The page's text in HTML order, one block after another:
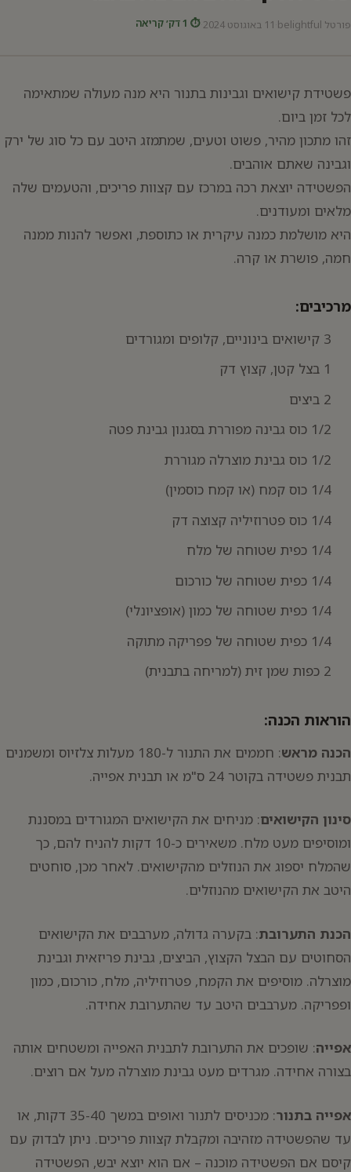
חיפוש:
פורטל belightful 11 באוגוסט 2024 ⏱ 1 דק׳ קריאה
פשטידת קישואים וגבינות בתנור היא מנה מעולה שמתאימה
לכל זמן ביום.
זהו מתכון מהיר, פשוט וטעים, שמתמזג היטב עם כל סוג של ירק
וגבינה שאתם אוהבים.
הפשטידה יוצאת רכה במרכז עם קצוות פריכים, והטעמים שלה
מלאים ומעודנים.
היא מושלמת כמנה עיקרית או כתוספת, ואפשר להנות ממנה
חמה, פושרת או קרה.
מרכיבים:
3 קישואים בינוניים, קלופים ומגורדים
1 בצל קטן, קצוץ דק
2 ביצים
1/2 כוס גבינה מפוררת בסגנון גבינת פטה
1/2 כוס גבינת מוצרלה מגוררת
1/4 כוס קמח (או קמח כוסמין)
1/4 כוס פטרוזיליה קצוצה דק
1/4 כפית שטוחה של מלח
1/4 כפית שטוחה של כורכום
1/4 כפית שטוחה של כמון (אופציונלי)
1/4 כפית שטוחה של פפריקה מתוקה
2 כפות שמן זית (למריחה בתבנית)
הוראות הכנה:
הכנה מראש
: חממים את התנור ל-180 מעלות צלזיוס ומשמנים
תבנית פשטידה בקוטר 24 ס"מ או תבנית אפייה.
סינון הקישואים: מניחים את הקישואים המגורדים במסננת
ומוסיפים מעט מלח. משאירים כ-10 דקות להניח להם, כך
שהמלח יספוג את הנוזלים מהקישואים. לאחר מכן, סוחטים
היטב את הקישואים מהנוזלים.
הכנת התערובת: בקערה גדולה, מערבבים את הקישואים
הסחוטים עם הבצל הקצוץ, הביצים, גבינת פריזאית וגבינת
מוצרלה. מוסיפים את הקמח, פטרוזיליה, מלח, כורכום, כמון
ופפריקה. מערבבים היטב עד שהתערובת אחידה.
אפייה: שופכים את התערובת לתבנית האפייה ומשטחים אותה
בצורה אחידה. מגרדים מעט גבינת מוצרלה מעל אם רוצים.
אפייה בתנור
: מכניסים לתנור ואופים במשך 35-40 דקות, או
עד שהפשטידה מזהיבה ומקבלת קצוות פריכים. ניתן לבדוק עם
קיסם אם הפשטידה מוכנה – אם הוא יוצא יבש, הפשטידה